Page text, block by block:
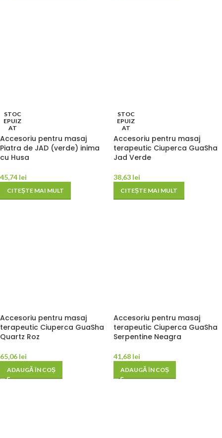
STOC
EPUIZ
AT
Accesoriu pentru masaj
Piatra de JAD (verde) inima
cu Husa
45,74 lei
CITEȘTE MAI MULT
STOC
EPUIZ
AT
Accesoriu pentru masaj
terapeutic Ciuperca GuaSha
Jad Verde
38,63 lei
CITEȘTE MAI MULT
Accesoriu pentru masaj
terapeutic Ciuperca GuaSha
Quartz Roz
65,06 lei
ADAUGĂ ÎN COȘ
Accesoriu pentru masaj
terapeutic Ciuperca GuaSha
Serpentine Neagra
41,68 lei
ADAUGĂ ÎN COȘ